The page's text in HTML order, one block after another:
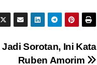
Sorotan, Ini Kata
Ruben Amorim